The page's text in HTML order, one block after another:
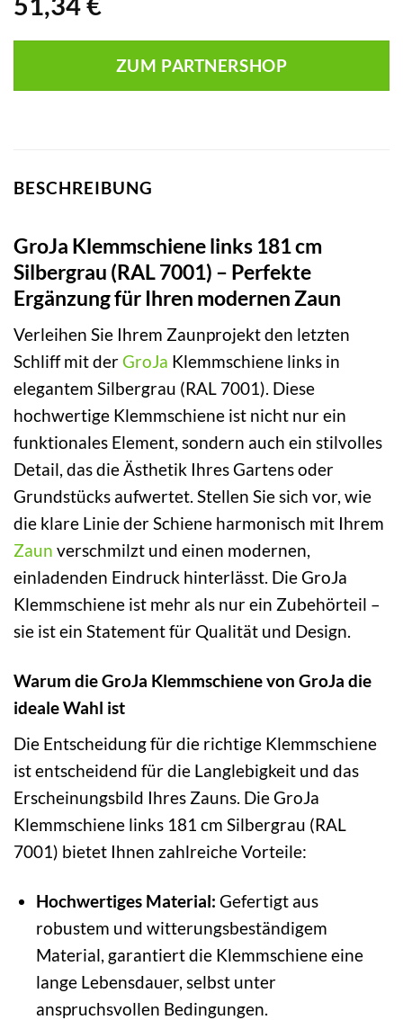
ZUM PARTNERSHOP
BESCHREIBUNG
GroJa Klemmschiene links 181 cm
Silbergrau (RAL 7001) – Perfekte
Ergänzung für Ihren modernen Zaun
Verleihen Sie Ihrem Zaunprojekt den letzten
Schliff mit derGroJa Klemmschiene links in
elegantem Silbergrau (RAL 7001). Diese
hochwertige Klemmschiene ist nicht nur ein
funktionales Element, sondern auch ein stilvolles
Detail, das die Ästhetik Ihres Gartens oder
Grundstücks aufwertet. Stellen Sie sich vor, wie
die klare Linie der Schiene harmonisch mit Ihrem
Zaun verschmilzt und einen modernen,
einladenden Eindruck hinterlässt. Die GroJa
Klemmschiene ist mehr als nur ein Zubehörteil –
sie ist ein Statement für Qualität und Design.
Warum die GroJa Klemmschiene von GroJa die
ideale Wahl ist
Die Entscheidung für die richtige Klemmschiene
ist entscheidend für die Langlebigkeit und das
Erscheinungsbild Ihres Zauns. Die GroJa
Klemmschiene links 181 cm Silbergrau (RAL
7001) bietet Ihnen zahlreiche Vorteile:
Hochwertiges Material: Gefertigt aus
robustem und witterungsbeständigem
Material, garantiert die Klemmschiene eine
lange Lebensdauer, selbst unter
anspruchsvollen Bedingungen.